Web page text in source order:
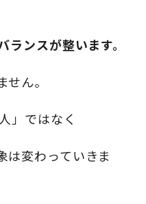
ンスが整います。
ん。
」ではなく
は変わっていきま